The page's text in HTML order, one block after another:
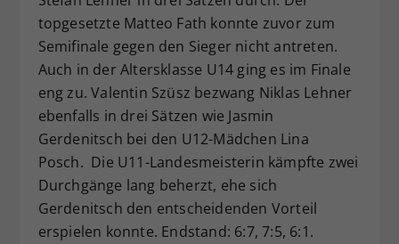
topgesetzte Matteo Fath konnte zuvor zum
Semifinale gegen den Sieger nicht antreten.
Auch in der Altersklasse U14 ging es im Finale
eng zu. Valentin Szüsz bezwang Niklas Lehner
ebenfalls in drei Sätzen wie Jasmin
Gerdenitsch bei den U12-Mädchen Lina
Posch. Die U11-Landesmeisterin kämpfte zwei
Durchgänge lang beherzt, ehe sich
Gerdenitsch den entscheidenden Vorteil
erspielen konnte. Endstand: 6:7, 7:5, 6:1.
Webseiten-Betreiber dies eingestellt
hat.